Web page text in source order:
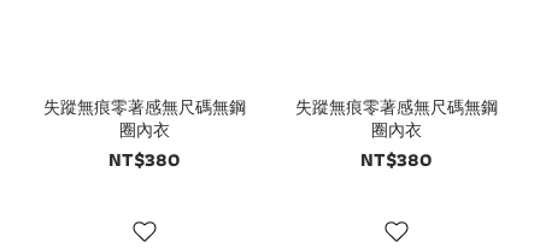
失蹤無痕零著感無尺碼無鋼
圈內衣
NT$380
失蹤無痕零著感無尺碼無鋼
圈內衣
NT$380